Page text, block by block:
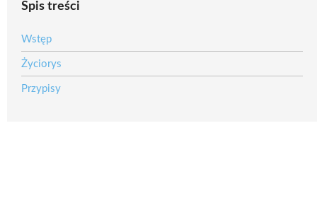
Spis treści
Wstęp
Życiorys
Przypisy